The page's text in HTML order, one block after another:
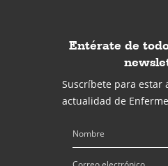
Entérate de
Suscríbete para estar
actualidad de